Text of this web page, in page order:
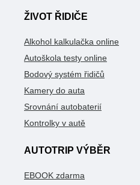
ŽIVOT ŘIDIČE
Alkohol kalkulačka online
Autoškola testy online
Bodový systém řidičů
Kamery do auta
Srovnání autobaterií
Kontrolky v autě
AUTOTRIP VÝBĚR
EBOOK zdarma